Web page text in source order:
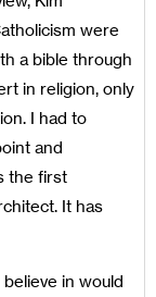
were
a bible through
in religion, only
I had to
and
the first
It has
in would